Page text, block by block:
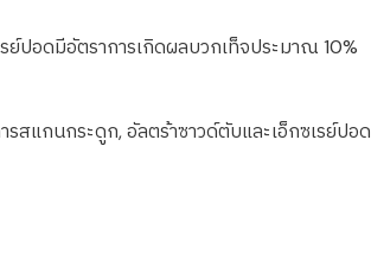
ย์ปอดมีอัตราการเกิดผลบวกเท็จประมาณ 10%
สแกนกระดูก, อัลตร้าซาวด์ตับและเอ็กซเรย์ปอด